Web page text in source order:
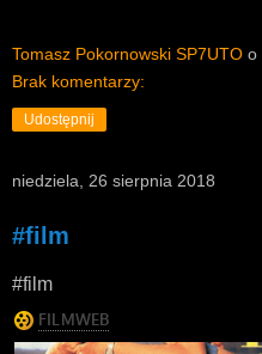
Tomasz Pokornowski SP7UTO o
Brak komentarzy:
Udostępnij
niedziela, 26 sierpnia 2018
#film
#film